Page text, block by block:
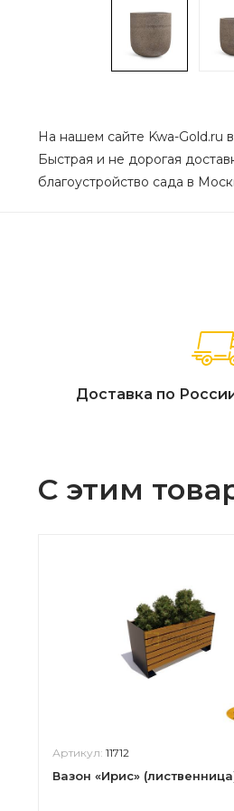
На нашем сайте Kwa-Gold.ru
Быстрая и не дорогая
благоустройство сада в
Доставка по
С этим
Артикул: 11712
Вазон «Ирис»